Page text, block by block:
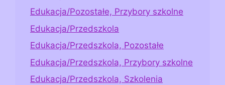
Edukacja/Pozostałe, Przybory szkolne
Edukacja/Przedszkola
Edukacja/Przedszkola, Pozostałe
Edukacja/Przedszkola, Przybory szkolne
Edukacja/Przedszkola, Szkolenia